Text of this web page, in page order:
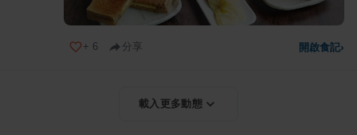
+ 6 分享 開啟食記›
載入更多動態